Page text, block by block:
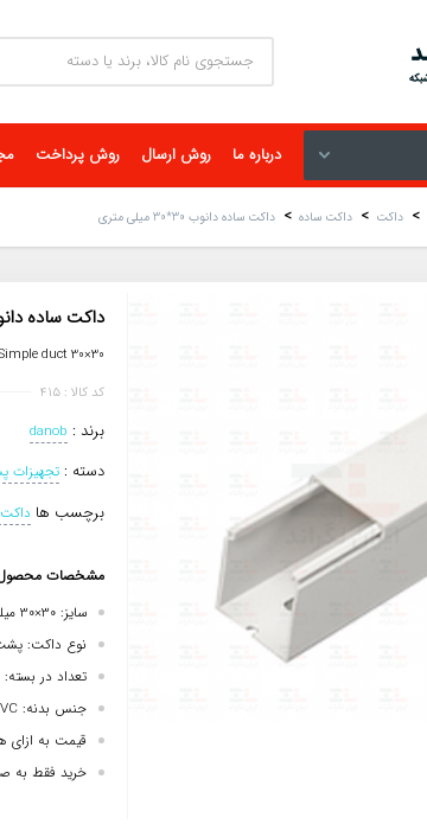
درباره ما روش ارسال روش پرداخت
داکت داکت ساده داکت ساده دانوب 30*30 میلی‌ متری
داکت ساده دانوب 30*30
duct 30×30
کد کالا : 415
برند : danob
دسته :تجهیزات
برچسب ها
مشخصات
سایز: 30×30 میلی‌متری
نوع داکت:
تعداد در بسته: 30 شاخه
جنس بدنه: PVC
قیمت به ازای
خرید فقط به